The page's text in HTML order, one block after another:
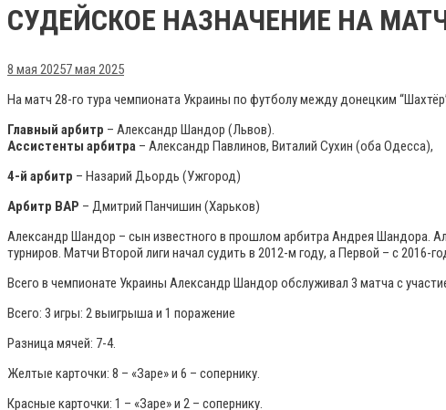
СУДЕЙСКОЕ НАЗНАЧЕНИЕ НА
8 мая 20257 мая 2025
На матч 28-го тура чемпионата Украины по футболу между донецким
Главный арбитр – Александр Шандор (Львов).
Ассистенты арбитра – Александр Павлинов, Виталий Сухин (оба Одесса),
4-й арбитр – Назарий Дьордь (Ужгород)
Арбитр ВАР – Дмитрий Панчишин (Харьков)
Александр Шандор – сын известного в прошлом арбитра Андрея Шандора.
турниров. Матчи Второй лиги начал судить в 2012-м году, а Первой – с 2016-
Всего в чемпионате Украины Александр Шандор обслуживал 3 матча с
Всего: 3 игры: 2 выигрыша и 1 поражение
Разница мячей: 7-4.
Желтые карточки: 8 – «Заре» и 6 – сопернику.
Красные карточки: 1 – «Заре» и 2 – сопернику.